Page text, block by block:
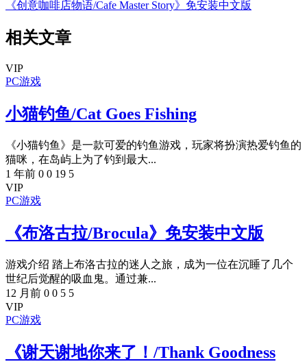
《创意咖啡店物语/Cafe Master Story》免安装中文版
相关文章
VIP
PC游戏
小猫钓鱼/Cat Goes Fishing
《小猫钓鱼》是一款可爱的钓鱼游戏，玩家将扮演热爱钓鱼的
猫咪，在岛屿上为了钓到最大...
1 年前 0 0 19 5
VIP
PC游戏
《布洛古拉/Brocula》免安装中文版
游戏介绍 踏上布洛古拉的迷人之旅，成为一位在沉睡了几个
世纪后觉醒的吸血鬼。通过兼...
12 月前 0 0 5 5
VIP
PC游戏
《谢天谢地你来了！/Thank Goodness